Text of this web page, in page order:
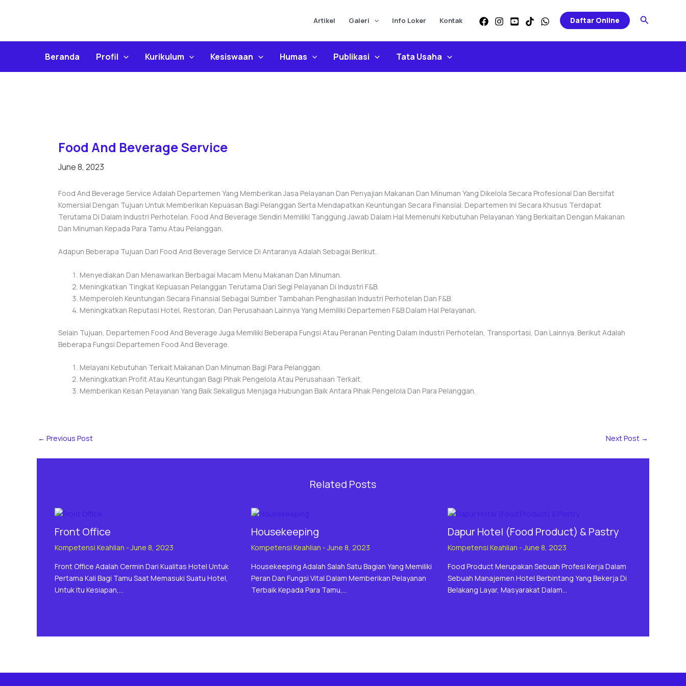
Artikel Galeri Info Loker Kontak Daftar Online Search
Beranda Profil Kurikulum Kesiswaan Humas Publikasi Tata Usaha
Food And Beverage Service
June 8, 2023
Food And Beverage Service Adalah Departemen Yang Memberikan Jasa Pelayanan Dan Penyajian Makanan Dan Minuman Yang Dikelola Secara Profesional Dan Bersifat
Komersial Dengan Tujuan Untuk Memberikan Kepuasan Bagi Pelanggan Serta Mendapatkan Keuntungan Secara Finansial. Departemen Ini Secara Khusus Terdapat
Terutama Di Dalam Industri Perhotelan. Food And Beverage Sendiri Memiliki Tanggung Jawab Dalam Hal Memenuhi Kebutuhan Pelayanan Yang Berkaitan Dengan Makanan
Dan Minuman Kepada Para Tamu Atau Pelanggan.
Adapun Beberapa Tujuan Dari Food And Beverage Service Di Antaranya Adalah Sebagai Berikut.
Menyediakan Dan Menawarkan Berbagai Macam Menu Makanan Dan Minuman.
Meningkatkan Tingkat Kepuasan Pelanggan Terutama Dari Segi Pelayanan Di Industri F&B.
Memperoleh Keuntungan Secara Finansial Sebagai Sumber Tambahan Penghasilan Industri Perhotelan Dan F&B.
Meningkatkan Reputasi Hotel, Restoran, Dan Perusahaan Lainnya Yang Memiliki Departemen F&B Dalam Hal Pelayanan.
Selain Tujuan, Departemen Food And Beverage Juga Memiliki Beberapa Fungsi Atau Peranan Penting Dalam Industri Perhotelan, Transportasi, Dan Lainnya. Berikut Adalah
Beberapa Fungsi Departemen Food And Beverage.
Melayani Kebutuhan Terkait Makanan Dan Minuman Bagi Para Pelanggan.
Meningkatkan Profit Atau Keuntungan Bagi Pihak Pengelola Atau Perusahaan Terkait.
Memberikan Kesan Pelayanan Yang Baik Sekaligus Menjaga Hubungan Baik Antara Pihak Pengelola Dan Para Pelanggan.
← Previous Post Next Post →
Related Posts
Front Office
Kompetensi Keahlian -June 8, 2023
Front Office Adalah Cermin Dari Kualitas Hotel Untuk
Pertama Kali Bagi Tamu Saat Memasuki Suatu Hotel,
Untuk Itu Kesiapan,…
Housekeeping
Kompetensi Keahlian -June 8, 2023
Housekeeping Adalah Salah Satu Bagian Yang Memiliki
Peran Dan Fungsi Vital Dalam Memberikan Pelayanan
Terbaik Kepada Para Tamu,…
Dapur Hotel (Food Product) & Pastry
Kompetensi Keahlian -June 8, 2023
Food Product Merupakan Sebuah Profesi Kerja Dalam
Sebuah Manajemen Hotel Berbintang Yang Bekerja Di
Belakang Layar, Masyarakat Dalam…